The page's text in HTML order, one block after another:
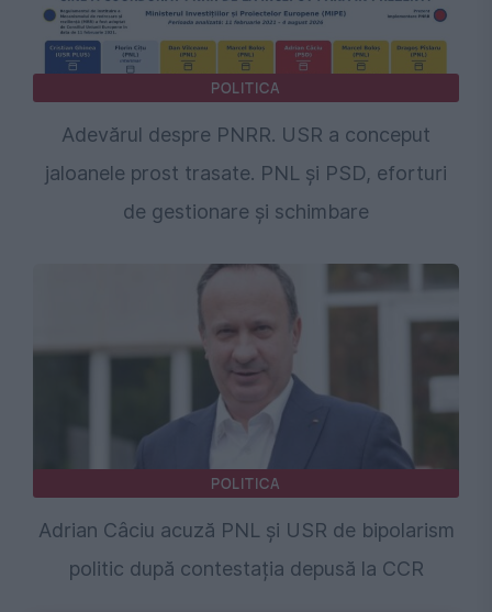
POLITICA
Adevărul despre PNRR. USR a conceput
jaloanele prost trasate. PNL și PSD, eforturi
de gestionare și schimbare
POLITICA
Adrian Câciu acuză PNL și USR de bipolarism
politic după contestația depusă la CCR